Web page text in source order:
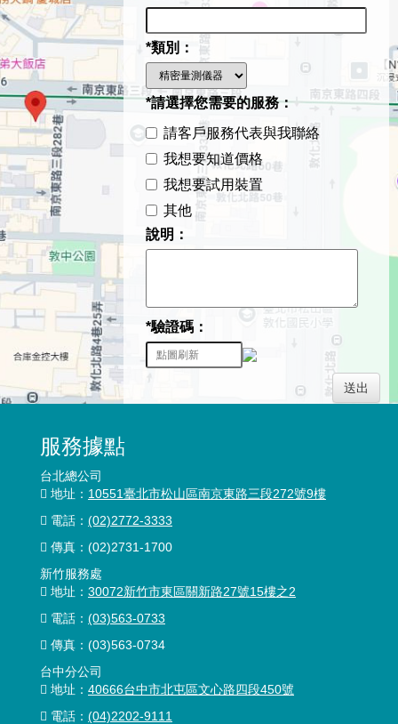
*類別：
*請選擇您需要的服務：
請客戶服務代表與我聯絡
我想要知道價格
我想要試用裝置
其他
說明：
*驗證碼：
送出
服務據點
台北總公司
地址： 10551臺北市松山區南京東路三段272號9樓
電話： (02)2772-3333
傳真： (02)2731-1700
新竹服務處
地址： 30072新竹市東區關新路27號15樓之2
電話： (03)563-0733
傳真：(03)563-0734
台中分公司
地址： 40666台中市北屯區文心路四段450號
電話： (04)2202-9111